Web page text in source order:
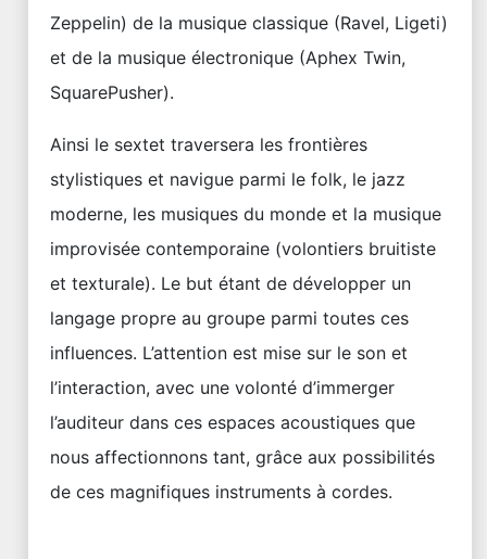
Zeppelin) de la musique classique (Ravel, Ligeti)
et de la musique électronique (Aphex Twin,
SquarePusher).
Ainsi le sextet traversera les frontières
stylistiques et navigue parmi le folk, le jazz
moderne, les musiques du monde et la musique
improvisée contemporaine (volontiers bruitiste
et texturale). Le but étant de développer un
langage propre au groupe parmi toutes ces
influences. L’attention est mise sur le son et
l’interaction, avec une volonté d’immerger
l’auditeur dans ces espaces acoustiques que
nous affectionnons tant, grâce aux possibilités
de ces magnifiques instruments à cordes.